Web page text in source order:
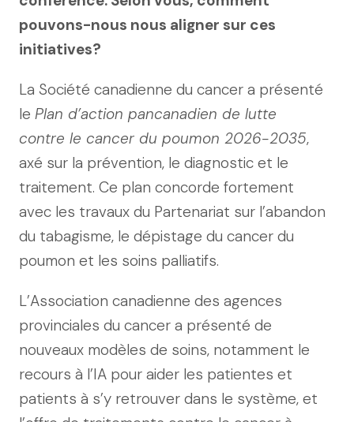
pouvons-nous nous aligner sur ces
initiatives?
La Société canadienne du cancer a présenté
le Plan d’action pancanadien de lutte
contre le cancer du poumon 2026-2035,
axé sur la prévention, le diagnostic et le
traitement. Ce plan concorde fortement
avec les travaux du Partenariat sur l’abandon
du tabagisme, le dépistage du cancer du
poumon et les soins palliatifs.
L’Association canadienne des agences
provinciales du cancer a présenté de
nouveaux modèles de soins, notamment le
recours à l’IA pour aider les patientes et
patients à s’y retrouver dans le système, et